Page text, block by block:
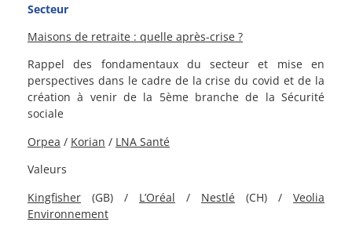
Secteur
Maisons de retraite : quelle après-crise ?
Rappel des fondamentaux du secteur et mise en
perspectives dans le cadre de la crise du covid et de la
création à venir de la 5ème branche de la Sécurité
sociale
Orpea / Korian / LNA Santé
Valeurs
Kingfisher (GB) / L’Oréal / Nestlé (CH) / Veolia
Environnement